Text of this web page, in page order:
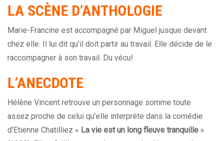
LA SCÈNE D’ANTHOLOGIE
Marie-Francine est accompagné par Miguel jusque devant
chez elle. Il lui dit qu’il doit partir au travail. Elle décide de le
raccompagner à son travail. Du vécu!
L’ANECDOTE
Hélène Vincent retrouve un personnage somme toute
assez proche de celui qu’elle interprète dans la comédie
d’Etienne Chatilliez « La vie est un long fleuve tranquille »